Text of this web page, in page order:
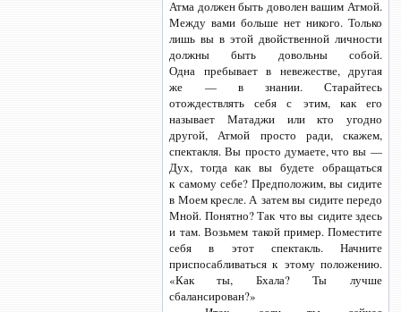
Атма должен быть доволен вашим Атмой.
Между вами больше нет никого. Только
лишь вы в этой двойственной личности
должны быть довольны собой.
Одна пребывает в невежестве, другая
же — в знании. Старайтесь
отождествлять себя с этим, как его
называет Матаджи или кто угодно
другой, Атмой просто ради, скажем,
спектакля. Вы просто думаете, что вы —
Дух, тогда как вы будете обращаться
к самому себе? Предположим, вы сидите
в Моем кресле. А затем вы сидите передо
Мной. Понятно? Так что вы сидите здесь
и там. Возьмем такой пример. Поместите
себя в этот спектакль. Начните
приспосабливаться к этому положению.
«Как ты, Бхала? Ты лучше
сбалансирован?»